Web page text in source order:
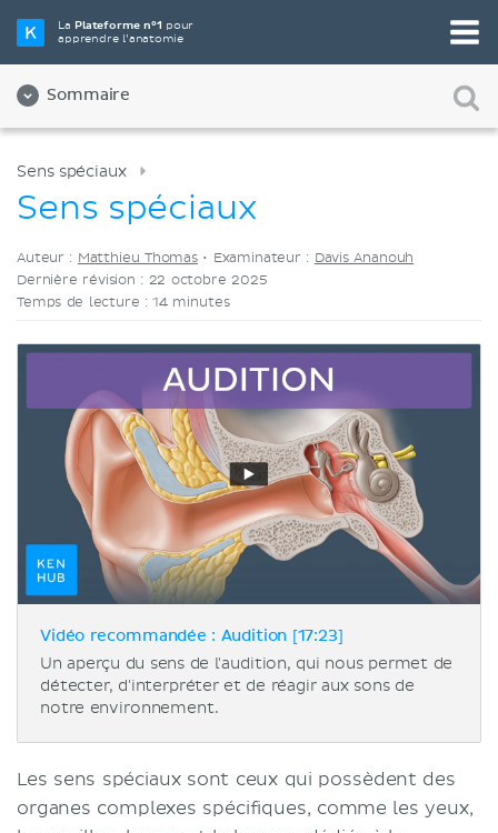
La Plateforme n°1 pour
apprendre l’anatomie
Sommaire
Choisissez votre outil d'étude préféré
Vidéos
Sens spéciaux
Sens spéciaux
Auteur : Matthieu Thomas• Examinateur : Davis Ananouh
Dernière révision : 22 octobre 2025
Temps de lecture : 14 minutes
Vidéo recommandée : Audition [17:23]
Un aperçu du sens de l'audition, qui nous permet de
détecter, d'interpréter et de réagir aux sons de
notre environnement.
Les sens spéciaux sont ceux qui possèdent des
organes complexes spécifiques, comme les yeux,